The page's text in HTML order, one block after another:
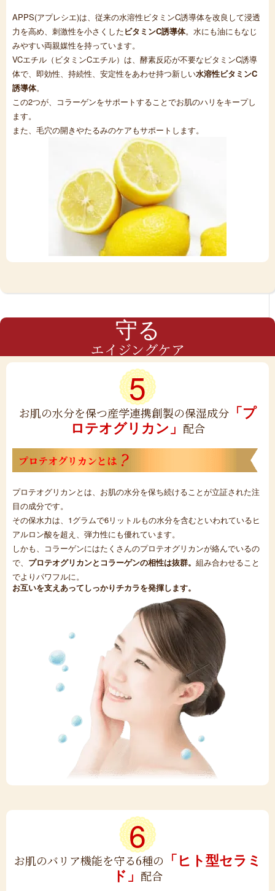
APPS(アプレシエ)は、従来の水溶性ビタミンC誘導体を改良して浸透
力を高め、刺激性を小さくしたビタミンC誘導体。水にも油にもなじ
みやすい両親媒性を持っています。
VCエチル（ビタミンCエチル）は、酵素反応が不要なビタミンC誘導
体で、即効性、持続性、安定性をあわせ持つ新しい水溶性ビタミンC
誘導体。
この2つが、コラーゲンをサポートすることでお肌のハリをキープし
ます。
また、毛穴の開きやたるみのケアもサポートします。
守る
エイジングケア
5
お肌の水分を保つ産学連携創製の保湿成分「プ
ロテオグリカン」 配合
プロテオグリカンとは
プロテオグリカンとは、お肌の水分を保ち続けることが立証された注
目の成分です。
その保水力は、1グラムで6リットルもの水分を含むといわれているヒ
アルロン酸を超え、弾力性にも優れています。
しかも、コラーゲンにはたくさんのプロテオグリカンが絡んでいるの
で、 プロテオグリカンとコラーゲンの相性は抜群。 組み合わせること
でよりパワフルに。
お互いを支えあってしっかりチカラを発揮します。
6
お肌のバリア機能を守る6種の 「ヒト型セラミ
ド」 配合